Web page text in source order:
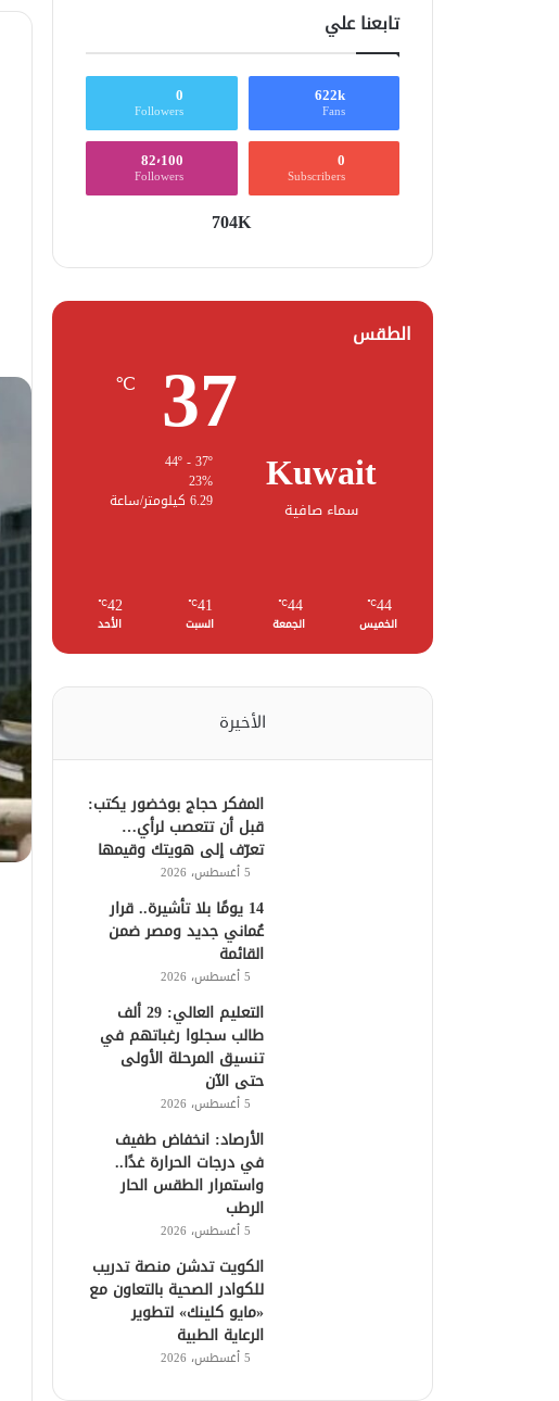
تابعنا علي
622k
Fans
0
Followers
0
Subscribers
82٬100
Followers
704K
الطقس
Kuwait
سماء صافية
37
℃
44º - 37º
23%
6.29 كيلومتر/ساعة
44
℃
الخميس
44
℃
الجمعة
41
℃
السبت
42
℃
الأحد
الأخيرة
المفكر حجاج بوخضور يكتب:
قبل أن تتعصب لرأي…
تعرّف إلى هويتك وقيمها
5 أغسطس، 2026
14 يومًا بلا تأشيرة.. قرار
عُماني جديد ومصر ضمن
القائمة
5 أغسطس، 2026
التعليم العالي: 29 ألف
طالب سجلوا رغباتهم في
تنسيق المرحلة الأولى
حتى الآن
5 أغسطس، 2026
الأرصاد: انخفاض طفيف
في درجات الحرارة غدًا..
واستمرار الطقس الحار
الرطب
5 أغسطس، 2026
الكويت تدشن منصة تدريب
للكوادر الصحية بالتعاون مع
«مايو كلينك» لتطوير
الرعاية الطبية
5 أغسطس، 2026